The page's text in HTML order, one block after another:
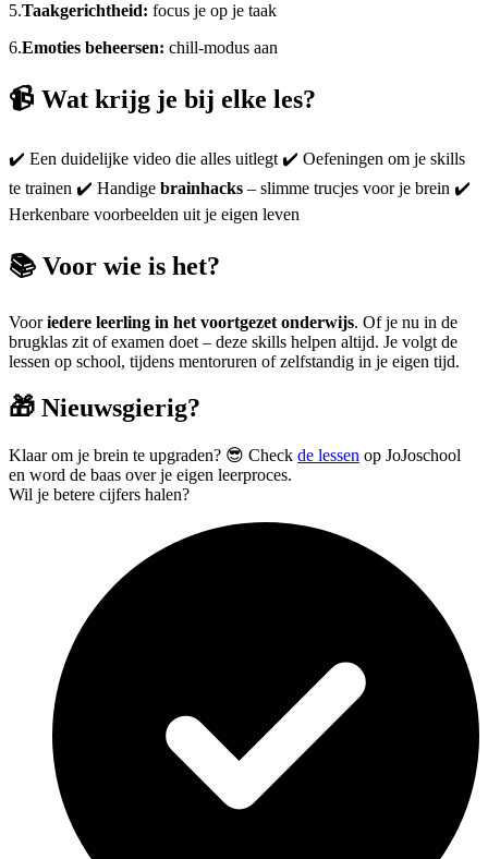
5.Taakgerichtheid: focus je op je taak
6.Emoties beheersen: chill-modus aan
📹 Wat krijg je bij elke les?
✔️ Een duidelijke video die alles uitlegt ✔️ Oefeningen om je skills
te trainen ✔️ Handige brainhacks – slimme trucjes voor je brein ✔️
Herkenbare voorbeelden uit je eigen leven
📚 Voor wie is het?
Vooriedere leerling in het voortgezet onderwijs. Of je nu in de
brugklas zit of examen doet – deze skills helpen altijd. Je volgt de
lessen op school, tijdens mentoruren of zelfstandig in je eigen tijd.
🎁 Nieuwsgierig?
Klaar om je brein te upgraden? 😎 Check de lessen op JoJoschool
en word de baas over je eigen leerproces.
Wil je betere cijfers halen?